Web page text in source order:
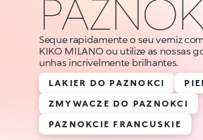
Seque rapidamente o seu verniz
KIKO MILANO ou utilize as nossas
unhas incrivelmente brilhantes.
LAKIER DO PAZNOKCI
ZMYWACZE DO PAZNOKCI
PAZNOKCIE FRANCUSKIE